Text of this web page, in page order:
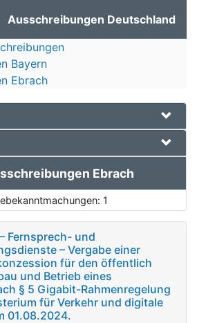
Ausschreibungen Deutschland
Bayern
Ebrach
Ebrach
1
Fernsprech- und
– Vergabe einer
für den öffentlich
und Betrieb eines
§ 5 Gigabit-Rahmenregelung
für Verkehr und digitale
01.08.2024.